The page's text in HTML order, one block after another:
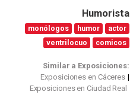
Humorista
monólogos humor
actor
ventrilocuo
comicos
Similar a Exposiciones:
Exposiciones en Cáceres
Exposiciones en Ciudad Real